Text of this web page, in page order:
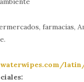
farmacias,